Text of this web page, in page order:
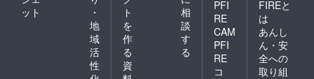
ット
・
地
域
活
性
ト
を
作
る
相
談
す
る
資
PFI
RE
CAM
PFI
RE
コ
FIREと
は
あんし
ん・安
全への
取り組